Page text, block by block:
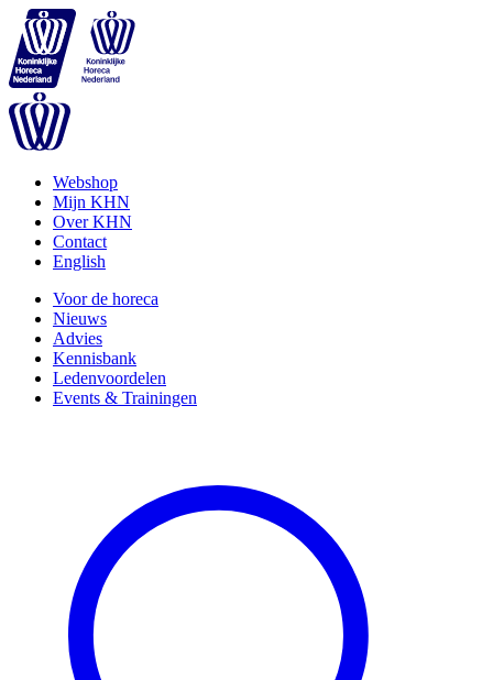
Webshop
Mijn KHN
Over KHN
Contact
English
Voor de horeca
Nieuws
Advies
Kennisbank
Ledenvoordelen
Events & Trainingen